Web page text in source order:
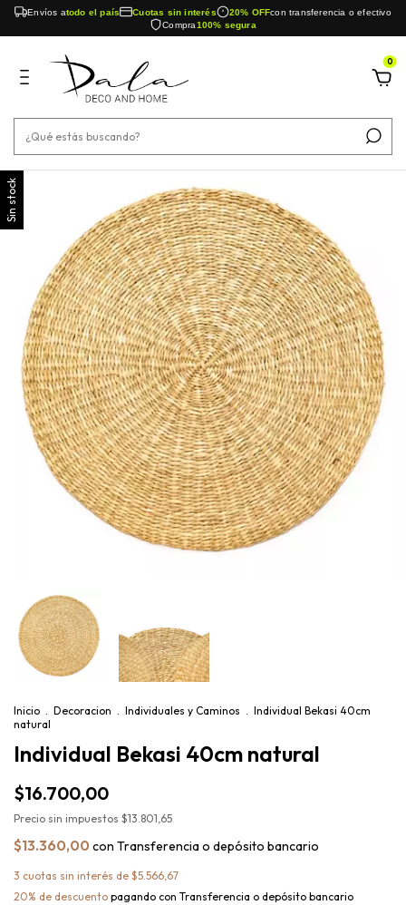
Envíos atodo el país Cuotas sin interés 20% OFFcon transferencia o efectivo
Compra100% segura
0
Sin stock
Inicio . Decoracion . Individuales y Caminos . Individual Bekasi 40cm
natural
Individual Bekasi 40cm natural
$16.700,00
Precio sin impuestos $13.801,65
$13.360,00 con Transferencia o depósito bancario
3 cuotas sin interés de $5.566,67
20% de descuento pagando con Transferencia o depósito bancario